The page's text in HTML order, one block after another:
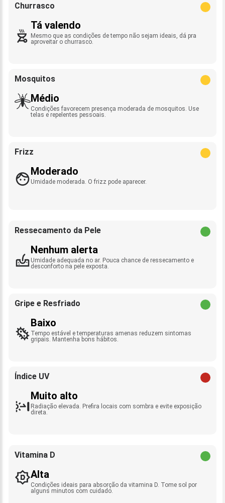
Churrasco
Tá valendo
Mesmo que as condições de tempo não sejam ideais, dá pra
aproveitar o churrasco.
Mosquitos
Médio
Condições favorecem presença moderada de mosquitos. Use
telas e repelentes pessoais.
Frizz
Moderado
Umidade moderada. O frizz pode aparecer.
Ressecamento da Pele
Nenhum alerta
Umidade adequada no ar. Pouca chance de ressecamento e
desconforto na pele exposta.
Gripe e Resfriado
Baixo
Tempo estável e temperaturas amenas reduzem sintomas
gripais. Mantenha bons hábitos.
Índice UV
Muito alto
Radiação elevada. Prefira locais com sombra e evite exposição
direta.
Vitamina D
Alta
Condições ideais para absorção da vitamina D. Tome sol por
alguns minutos com cuidado.